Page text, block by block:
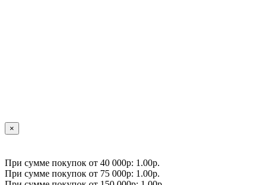
×
При сумме покупок от 40 000р: 1.00р.
При сумме покупок от 75 000р: 1.00р.